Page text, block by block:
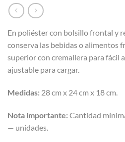
En poliéster con bolsillo frontal y
conserva las bebidas o alimentos
superior con cremallera para fácil
ajustable para cargar.
Medidas: 28 cm x 24 cm x 18 cm.
Nota importante: Cantidad
— unidades.